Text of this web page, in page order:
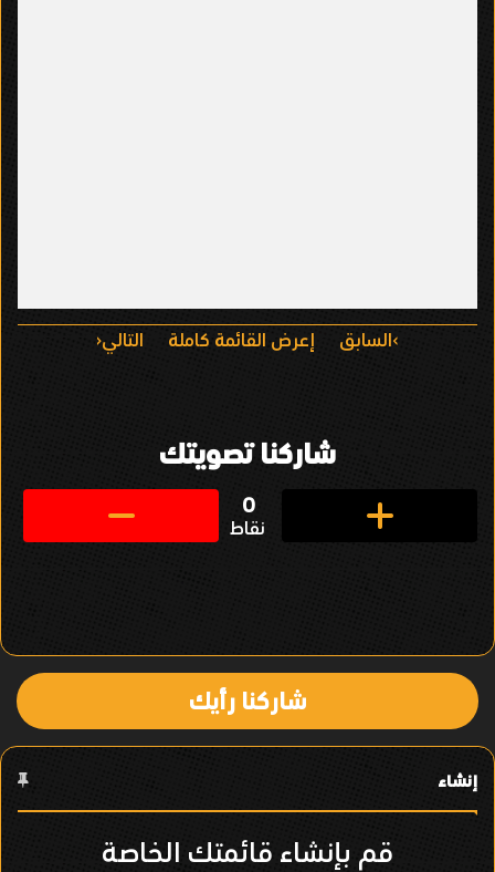
ا
ل
ع
ن
السابق إعرض القائمة كاملة التالي
شاركنا تصويتك
0
نقاط
شاركنا رأيك
إنشاء
قم بإنشاء قائمتك الخاصة